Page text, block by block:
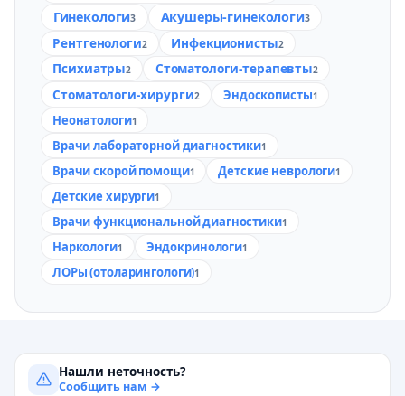
Гинекологи3 Акушеры-гинекологи3
Рентгенологи2 Инфекционисты2
Психиатры2 Стоматологи-терапевты2
Стоматологи-хирурги2 Эндоскописты1
Неонатологи1
Врачи лабораторной диагностики1
Врачи скорой помощи1 Детские неврологи1
Детские хирурги1
Врачи функциональной диагностики1
Наркологи1 Эндокринологи1
ЛОРы (отоларингологи)1
Нашли неточность?
Сообщить нам →